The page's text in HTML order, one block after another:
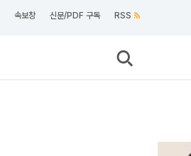
속보창 신문/PDF 구독 RSS